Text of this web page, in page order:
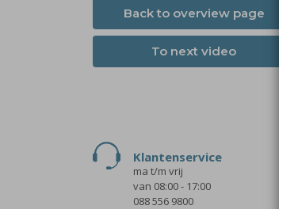
Back to overview page
To next video
Klantenservice
ma t/m vrij
van 08:00 - 17:00
088 556 9800